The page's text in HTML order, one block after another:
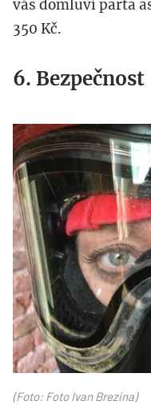
vás domluví parta
350 Kč.
6. Bezpečnost
(Foto: Foto Ivan Brezina)